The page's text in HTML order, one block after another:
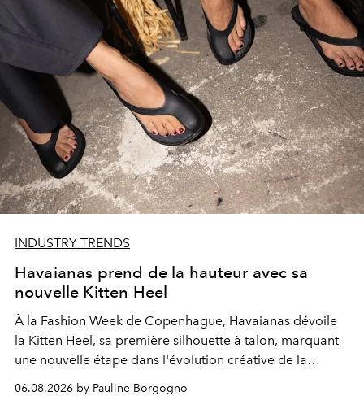
INDUSTRY TRENDS
Havaianas prend de la hauteur avec sa
nouvelle Kitten Heel
À la Fashion Week de Copenhague, Havaianas dévoile
la Kitten Heel, sa première silhouette à talon, marquant
une nouvelle étape dans l'évolution créative de la
06.08.2026 by Pauline Borgogno